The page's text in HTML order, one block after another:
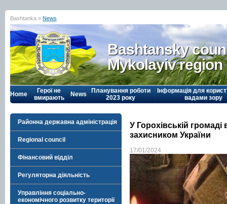
Bashtanka » News
Bashtansky
Mykolayiv region
Home
Герої не
вмирають
News
Планування роботи
2023 року
Інформація для
вадами зору
Районна державна адміністрація
Regional council
Фінансовий відділ
Регуляторна діяльність
Управління соціально-
економічного розвитку території
У Горохівській
захисником України
17/01/2024